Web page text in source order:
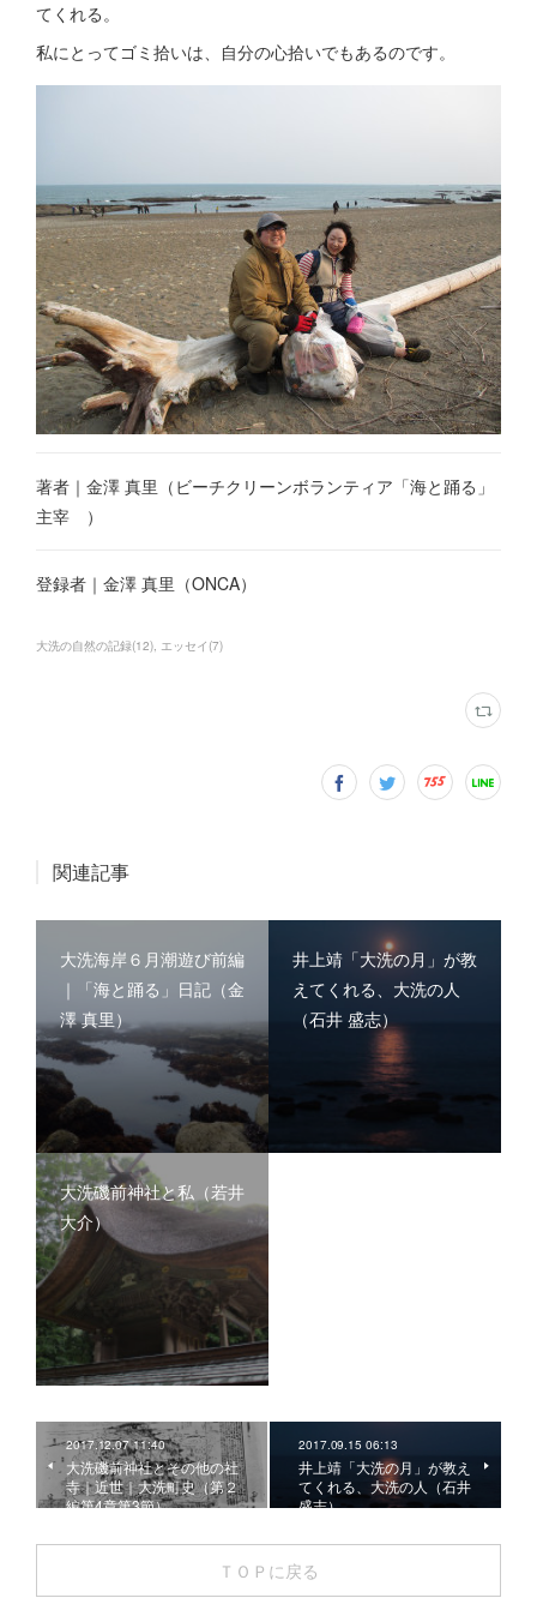
てくれる。
私にとってゴミ拾いは、自分の心拾いでもあるのです。
著者｜金澤 真里（ビーチクリーンボランティア「海と踊る」
主宰 ）
登録者｜金澤 真里（ONCA）
大洗の自然の記録(12) エッセイ (7)
関連記事
大洗海岸６月潮遊び前編
｜「海と踊る」日記（金
澤 真里）
井上靖「大洗の月」が教
えてくれる、大洗の人
（石井 盛志）
大洗磯前神社と私（若井
大介）
2017.12.07 11:40
大洗磯前神社とその他の社
寺｜近世｜大洗町史（第２
編第4章第3節）
2017.09.15 06:13
井上靖「大洗の月」が教え
てくれる、大洗の人（石井
盛志）
ＴＯＰに戻る